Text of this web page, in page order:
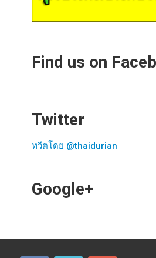
Find us on
Twitter
ทวีตโดย @thaidurian
Google+